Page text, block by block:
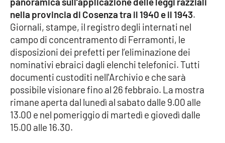
Parchi Marini Calabria
Leggendo Alvaro insieme
Imprese Di Calabria
Le perfidie di Antonella Grippo
Venti di comunicazione
nella provincia di Cosenza tra il 1940 e il 1943.
Giornali, stampe, il registro degli internati nel
campo di concentramento di Ferramonti, le
disposizioni dei prefetti per l’eliminazione dei
nominativi ebraici dagli elenchi telefonici. Tutti
documenti custoditi nell'Archivio e che sarà
possibile visionare fino al 26 febbraio. La mostra
rimane aperta dal lunedì al sabato dalle 9.00 alle
13.00 e nel pomeriggio di martedì e giovedì dalle
15.00 alle 16.30.